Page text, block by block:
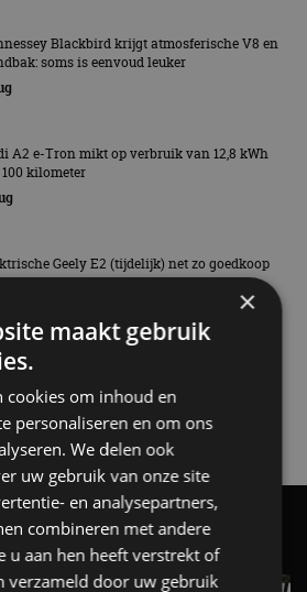
Blackbird krijgt atmosferische V8 en
soms is eenvoud leuker
A2 e-Tron mikt op verbruik van 12,8 kWh
kilometer
Geely E2 (tijdelijk) net zo goedkoop
Renault Twingo
Hyundai Ioniq 6 rijdt tot 680
en wordt goedkoper
SUBSCRIBE
×
maakt gebruik
cookies om inhoud en
personaliseren en om ons
We delen ook
uw gebruik van onze site
en analysepartners,
combineren met andere
u aan hen heeft verstrekt of
verzameld door uw gebruik